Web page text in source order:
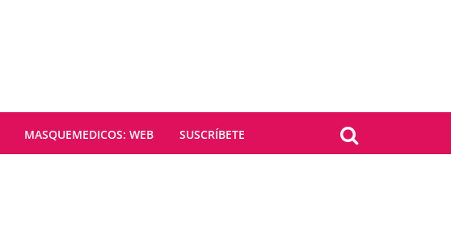
MASQUEMEDICOS: WEB SUSCRÍBETE